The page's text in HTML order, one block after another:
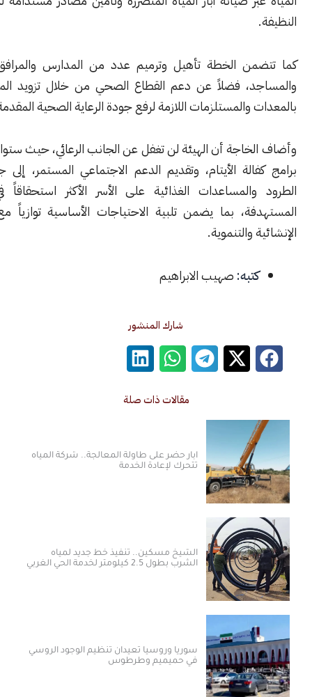
الخطة تأهيل وترميم عدد من المدارس والمرافق التعليمية
فضلاً عن دعم القطاع الصحي من خلال تزويد المراكز الطبية
والمستلزمات اللازمة لرفع جودة الرعاية الصحية المقدمة للأهالي.
أن الهيئة لن تغفل عن الجانب الرعائي، حيث ستواصل توسيع
الأيتام، وتقديم الدعم الاجتماعي المستمر، إلى جانب توزيع
الغذائية على الأسر الأكثر استحقاقاً في المناطق
بما يضمن تلبية الاحتياجات الأساسية توازياً مع المشاريع
والتنموية.
صهيب الابراهيم
شارك المنشور
مقالات ذات صلة
آبار حضر على طاولة المعالجة.. شركة المياه
تتحرك لإعادة الخدمة
الشيخ مسكين.. تنفيذ خط جديد لمياه
الشرب بطول 2.5 كيلومتر لخدمة الحي الغربي
سوريا وروسيا تعيدان تنظيم الوجود الروسي
في حميميم وطرطوس